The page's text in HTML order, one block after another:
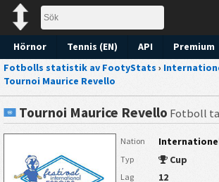
Hörnor Tennis (EN) API Premium
Fotbolls statistik av FootyStats ›
Tournoi Maurice Revello
Tournoi Maurice Revello Fotboll
Nation
Typ Cup
Lag 12